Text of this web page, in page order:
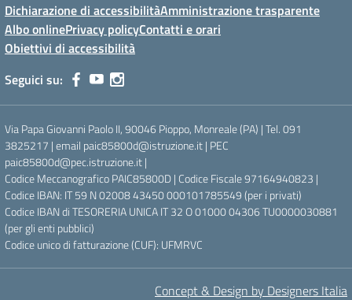
Dichiarazione di accessibilitàAmministrazione trasparente
Albo onlinePrivacy policyContatti e orari
Obiettivi di accessibilità
Seguici su:
Via Papa Giovanni Paolo II, 90046 Pioppo, Monreale (PA) | Tel. 091
3825217 | email paic85800d@istruzione.it | PEC
paic85800d@pec.istruzione.it |
Codice Meccanografico PAIC85800D | Codice Fiscale 97164940823 |
Codice IBAN: IT 59 N 02008 43450 000101785549 (per i privati)
Codice IBAN di TESORERIA UNICA IT 32 O 01000 04306 TU0000030881
(per gli enti pubblici)
Codice unico di fatturazione (CUF): UFMRVC
Concept & Design by Designers Italia